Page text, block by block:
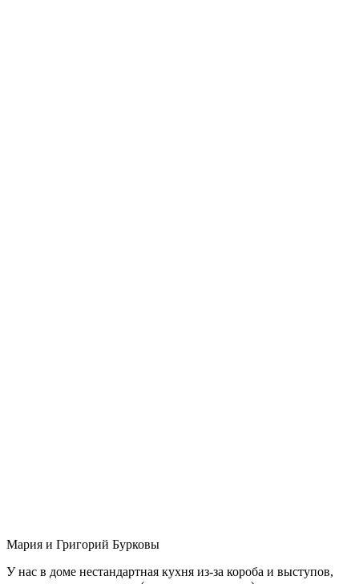
Мария и Григорий Бурковы
У нас в доме нестандартная кухня из-за короба и выступов,